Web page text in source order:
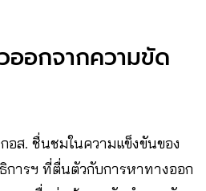
ออกจากความขัด
อส. ชื่นชมในความแข็งขันของ
การฯ ที่ตื่นตัวกับการหาทางออก